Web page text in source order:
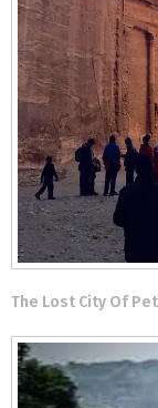
The Lost City Of